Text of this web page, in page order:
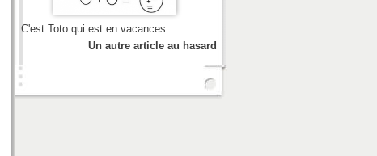
C'est Toto qui est en vacances
Un autre article au hasard